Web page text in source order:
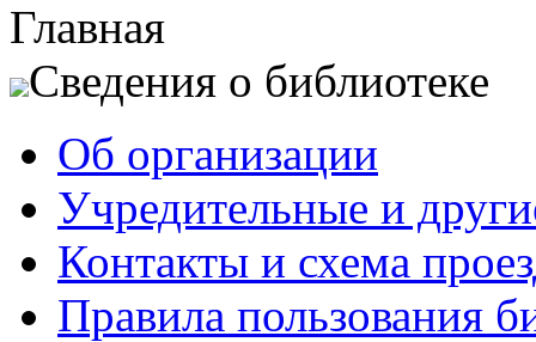
Главная
Сведения о библиотеке
Об организации
Учредительные и
Контакты и схема
Правила пользования